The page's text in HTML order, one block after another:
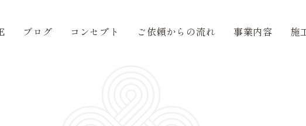
ブログ コンセプト ご依頼からの流れ 事業内容 施